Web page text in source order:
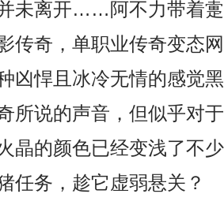
未离开……阿不力带着
传奇，单职业传奇变态
凶悍且冰冷无情的感觉
所说的声音，但似乎对
晶的颜色已经变浅了不
任务，趁它虚弱悬关？